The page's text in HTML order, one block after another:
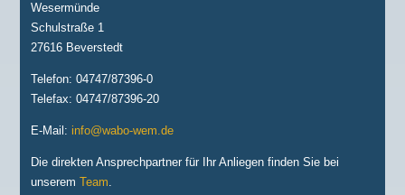
Wesermünde
Schulstraße 1
27616 Beverstedt
Telefon: 04747/87396-0
Telefax: 04747/87396-20
E-Mail:info@wabo-wem.de
Die direkten Ansprechpartner für Ihr Anliegen finden Sie bei
unseremTeam.